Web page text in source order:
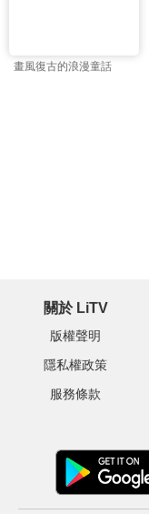
畫風復古的浪漫童話
關於 LiTV
版權聲明
隱私權政策
服務條款